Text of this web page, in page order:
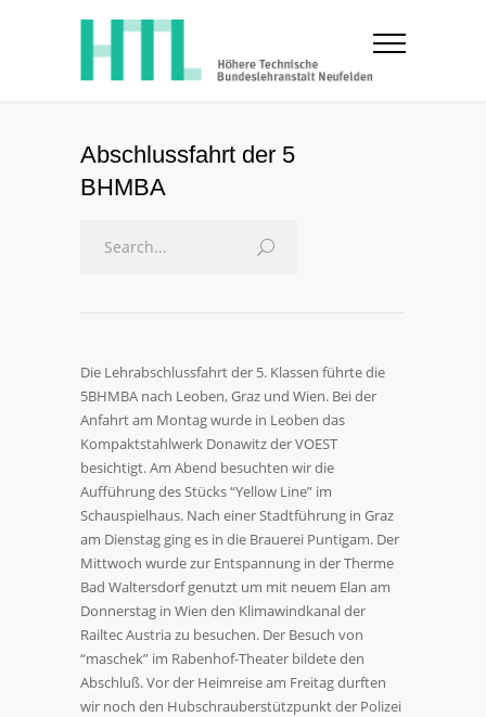
Abschlussfahrt der 5
BHMBA
Die Lehrabschlussfahrt der 5. Klassen führte die
5BHMBA nach Leoben, Graz und Wien. Bei der
Anfahrt am Montag wurde in Leoben das
Kompaktstahlwerk Donawitz der VOEST
besichtigt. Am Abend besuchten wir die
Aufführung des Stücks “Yellow Line” im
Schauspielhaus. Nach einer Stadtführung in Graz
am Dienstag ging es in die Brauerei Puntigam. Der
Mittwoch wurde zur Entspannung in der Therme
Bad Waltersdorf genutzt um mit neuem Elan am
Donnerstag in Wien den Klimawindkanal der
Railtec Austria zu besuchen. Der Besuch von
“maschek” im Rabenhof-Theater bildete den
Abschluß. Vor der Heimreise am Freitag durften
wir noch den Hubschrauberstützpunkt der Polizei